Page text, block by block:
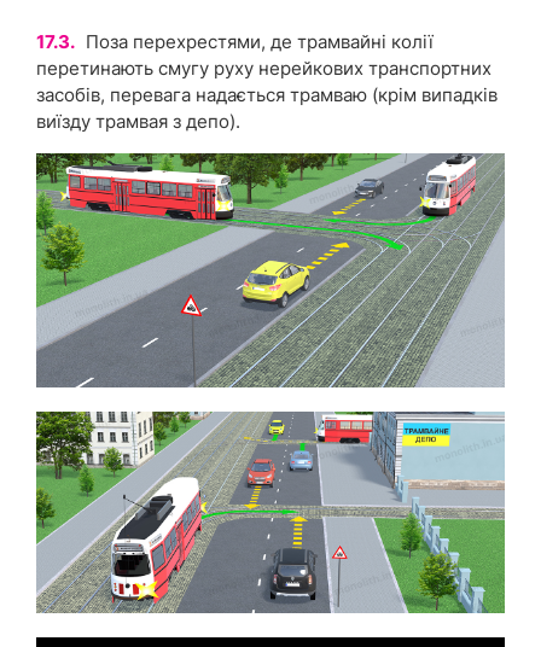
17.3. Поза перехрестями, де трамвайні колії
перетинають смугу руху нерейкових транспортних
засобів, перевага надається трамваю (крім випадків
виїзду трамвая з депо).